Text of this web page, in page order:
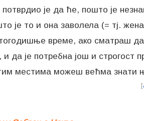
је да ће, пошто је
је то и она заволела (= тј.
време, ако сматраш
је потребна још и строгост
тим местима можеш већма
[